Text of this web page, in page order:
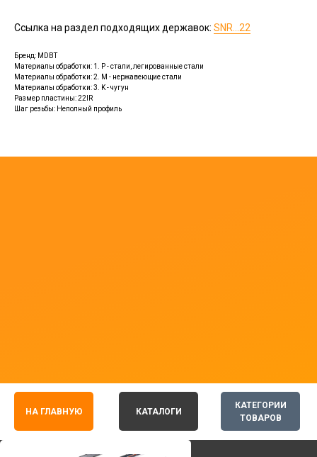
Ссылка на раздел подходящих державок: SNR...22
Бренд: MDBT
Материалы обработки: 1. P - стали, легированные стали
Материалы обработки: 2. M - нержавеющие стали
Материалы обработки: 3. K - чугун
Размер пластины: 22IR
Шаг резьбы: Неполный профиль
КАТЕГОРИИ
ТОВАРОВ
НА ГЛАВНУЮ КАТАЛОГИ